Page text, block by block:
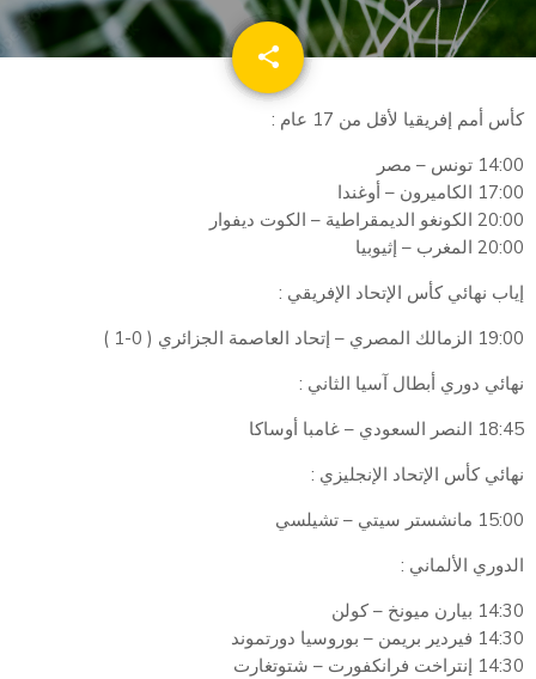
share
email
كأس أمم إفريقيا لأقل من 17 عام :
14:00 تونس – مصر
17:00 الكاميرون – أوغندا
20:00 الكونغو الديمقراطية – الكوت ديفوار
20:00 المغرب – إثيوبيا
إياب نهائي كأس الإتحاد الإفريقي :
19:00 الزمالك المصري – إتحاد العاصمة الجزائري ( 0-1 )
نهائي دوري أبطال آسيا الثاني :
18:45 النصر السعودي – غامبا أوساكا
نهائي كأس الإتحاد الإنجليزي :
15:00 مانشستر سيتي – تشيلسي
الدوري الألماني :
14:30 بيارن ميونخ – كولن
14:30 فيردير بريمن – بوروسيا دورتموند
14:30 إنتراخت فرانكفورت – شتوتغارت